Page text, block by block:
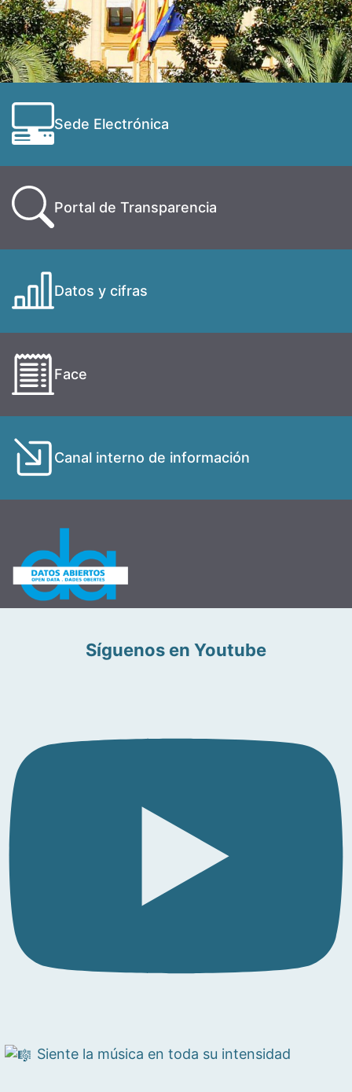
Sede Electrónica
Portal de Transparencia
Datos y cifras
Face
Canal interno de información
Síguenos en Youtube
Siente la música en toda su intensidad